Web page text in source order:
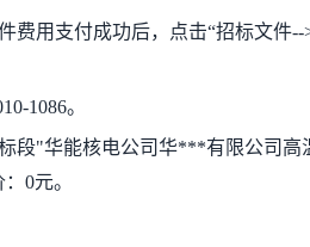
费用支付成功后，点击“招标文件
1086。
段"华能核电公司华***有限公司高
：0元。